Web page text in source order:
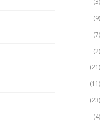
(3)
(9)
(7)
(2)
(21)
(11)
(23)
(4)